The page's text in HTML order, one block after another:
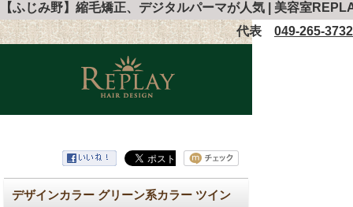
【ふじみ野】縮毛矯正、デジタルパーマが人気 | 美容室
代表 049-265-3732
デザインカラー グリーン系カラー ツイン